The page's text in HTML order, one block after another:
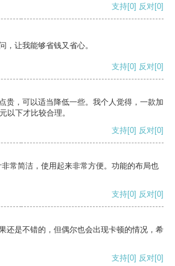
支持[0] 反对[0]
，让我能够省钱又省心。
支持[0] 反对[0]
贵，可以适当降低一些。我个人觉得，一款加
以下才比较合理。
支持[0] 反对[0]
常简洁，使用起来非常方便。功能的布局也
支持[0] 反对[0]
还是不错的，但偶尔也会出现卡顿的情况，希
支持[0] 反对[0]